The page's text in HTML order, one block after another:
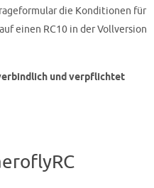
die Konditionen für
einen RC10 in der Vollversion
und verpflichtet